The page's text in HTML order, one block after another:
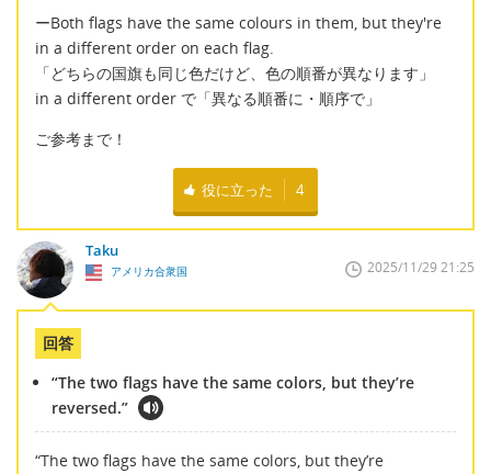
ーBoth flags have the same colours in them, but they're
in a different order on each flag.
「どちらの国旗も同じ色だけど、色の順番が異なります」
in a different order で「異なる順番に・順序で」
ご参考まで！
役に立った 4
Taku
アメリカ合衆国 2025/11/29 21:25
回答
“The two flags have the same colors, but they’re
reversed.”
“The two flags have the same colors, but they’re